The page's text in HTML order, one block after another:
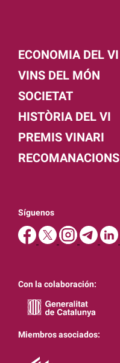
ECONOMIA DEL VI
VINS DEL MÓN
SOCIETAT
HISTÒRIA DEL VI
PREMIS VINARI
RECOMANACIONS
Síguenos
Con la colaboración:
Miembros asociados: